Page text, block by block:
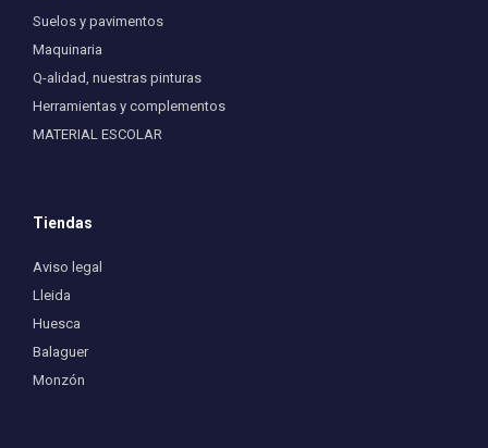
Suelos y pavimentos
Maquinaria
Q-alidad, nuestras pinturas
Herramientas y complementos
MATERIAL ESCOLAR
Tiendas
Aviso legal
Lleida
Huesca
Balaguer
Monzón